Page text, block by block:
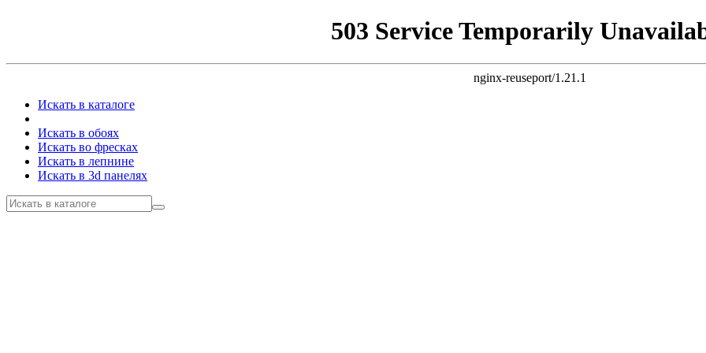
503 Service Temporarily
nginx-reuseport/1.21.1
Искать в каталоге
Искать в обоях
Искать во фресках
Искать в лепнине
Искать в 3d панелях